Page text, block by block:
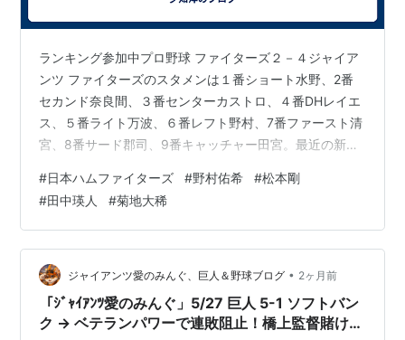
ランキング参加中プロ野球 ファイターズ２－４ジャイア
ンツ ファイターズのスタメンは１番ショート水野、2番
セカンド奈良間、３番センターカストロ、４番DHレイエ
ス、５番ライト万波、６番レフト野村、7番ファースト清
宮、8番サード郡司、9番キャッチャー田宮。最近の新庄
うか、打順はともかく開幕からこんな感じのスタメンで
行けば良かったのにと思う。 先発達は初回に捕まり2失
点。ファイターズは２回に野村のタイムリーで１点、そ
して4回にこれまた野村の犠牲フライで１点を取り、同点
に追いつく。 だが直後の5回表に１点を取られて勝ち越
され、さらに６回には2死３塁から松…
#日本ハムファイターズ #野村佑希 #松本剛
#田中瑛人 #菊地大稀
ジャイアンツ愛のみんぐ、巨人＆野球ブログ • 2ヶ月前
「ｼﾞｬｲｱﾝﾂ愛のみんぐ」5/27 巨人 5-1 ソフトバン
ク → ベテランパワーで連敗阻止！橋上監督賭けに